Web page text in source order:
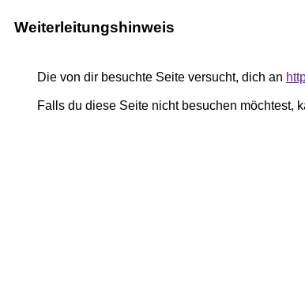
Weiterleitungshinweis
Die von dir besuchte Seite versucht, dich an
Falls du diese Seite nicht besuchen möchtest,